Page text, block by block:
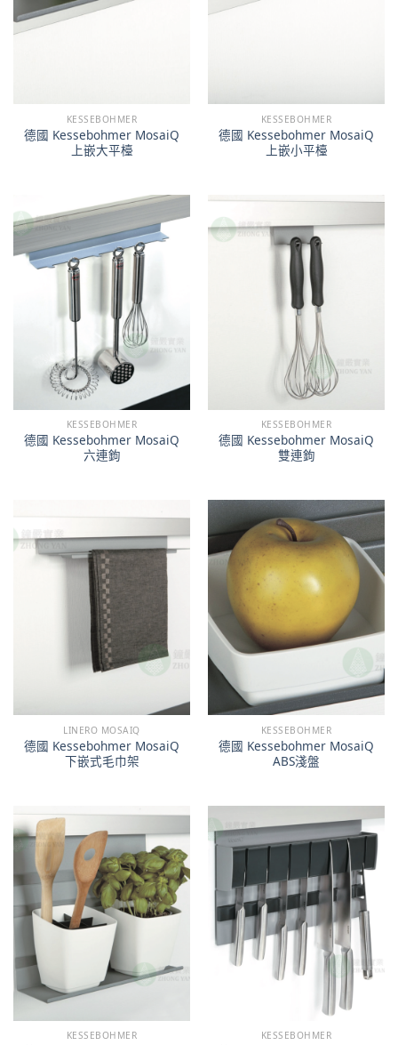
KESSEBOHMER
德國 Kessebohmer MosaiQ
上嵌大平檯
KESSEBOHMER
德國 Kessebohmer MosaiQ
上嵌小平檯
KESSEBOHMER
德國 Kessebohmer MosaiQ
六連鉤
KESSEBOHMER
德國 Kessebohmer MosaiQ
雙連鉤
LINERO MOSAIQ
德國 Kessebohmer MosaiQ
下嵌式毛巾架
KESSEBOHMER
德國 Kessebohmer MosaiQ
ABS淺盤
KESSEBOHMER KESSEBOHMER